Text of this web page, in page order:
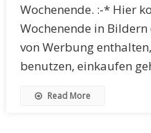
Wochenende. :-* Hier
Wochenende in
von Werbung
benutzen, einkaufen
Read More